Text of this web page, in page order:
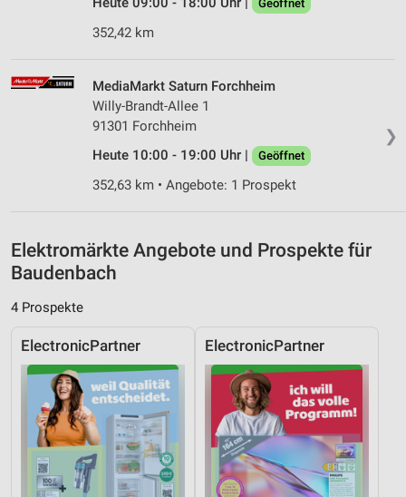
Geöffnet
352,42 km
❯
MediaMarkt Saturn Forchheim
Willy-Brandt-Allee 1
91301 Forchheim
Heute 10:00 - 19:00 Uhr |
Geöffnet
352,63 km • Angebote: 1 Prospekt
Elektromärkte Angebote und Prospekte für
Baudenbach
4 Prospekte
ElectronicPartner ElectronicPartner
Verwendung reduzierter Daten zur Auswahl von
Verwendung genauer Standortdaten
Informationen identifizieren
Nicht-IAB-Verarbeitungszwecke:
Performance
Funktional